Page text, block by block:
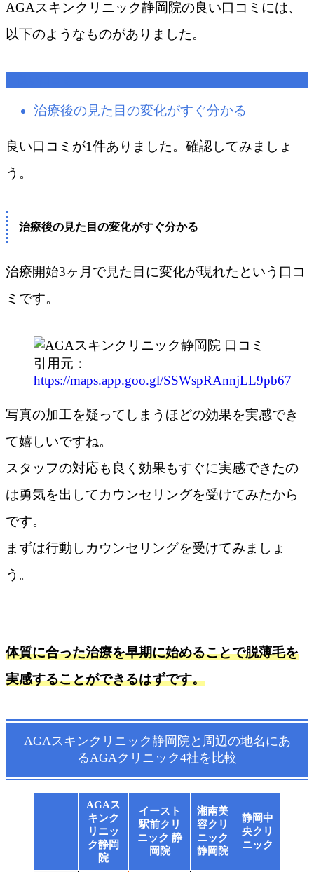
AGAスキンクリニック静岡院​の良い口コミには、
以下のようなものがありました。
治療後の見た目の変化がすぐ分かる
良い口コミが1件ありました。確認してみましょ
う。
治療後の見た目の変化がすぐ分かる
治療開始3ヶ月で見た目に変化が現れたという口コ
ミです。
引用元：
https://maps.app.goo.gl/SSWspRAnnjLL9pb67
写真の加工を疑ってしまうほどの効果を実感でき
て嬉しいですね。
スタッフの対応も良く効果もすぐに実感できたの
は勇気を出してカウンセリングを受けてみたから
です。
まずは行動しカウンセリングを受けてみましょ
う。
体質に合った治療を早期に始めることで脱薄毛を
実感することができるはずです。
AGAスキンクリニック静岡院と 周辺の地名 にあ
るAGAクリニック4社を比較
AGAス
キンク
リニッ
ク静岡
院
イースト
駅前クリ
ニック 静
岡院
湘南美
容クリ
ニック
静岡院
静岡中
央クリ
ニック